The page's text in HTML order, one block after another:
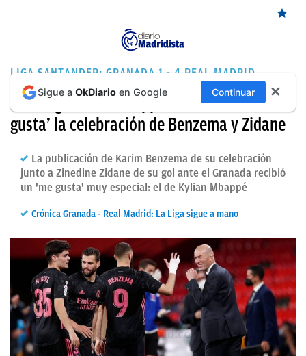
ÚLTIMAS
NOTICIAS
REAL
BALONCESTO
CANTERA
DIRECTO
FEMENINO
PAPARAZZI
OKDIARIO
LIGA SANTANDER: GRANADA 1 - 4 REAL MADRID
Nuevo guiño de Mbappé al Real Madrid: ‘le
gusta’ la celebración de Benzema y Zidane
La publicación de Karim Benzema de su celebración
junto a Zinedine Zidane de su gol ante el Granada recibió
un 'me gusta' muy especial: el de Kylian Mbappé
Crónica Granada - Real Madrid: La Liga sigue a mano
Sigue a OkDiario en Google Continuar ✕